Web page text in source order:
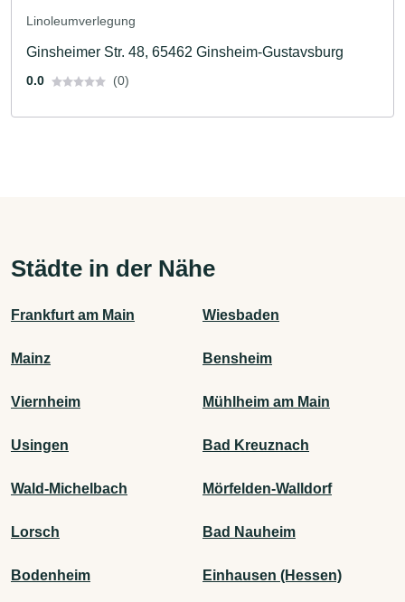
Linoleumverlegung
Ginsheimer Str. 48, 65462 Ginsheim-Gustavsburg
0.0 (0)
Städte in der Nähe
Frankfurt am Main Wiesbaden
Mainz Bensheim
Viernheim Mühlheim am Main
Usingen Bad Kreuznach
Wald-Michelbach Mörfelden-Walldorf
Lorsch Bad Nauheim
Bodenheim Einhausen (Hessen)